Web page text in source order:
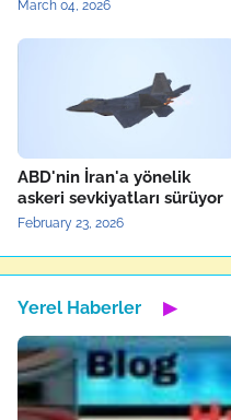
March 04, 2026
ABD'nin İran'a yönelik
askeri sevkiyatları sürüyor
February 23, 2026
Yerel Haberler ▶